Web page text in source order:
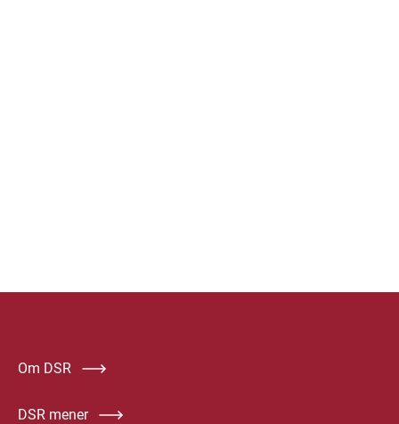
Om DSR
DSR mener